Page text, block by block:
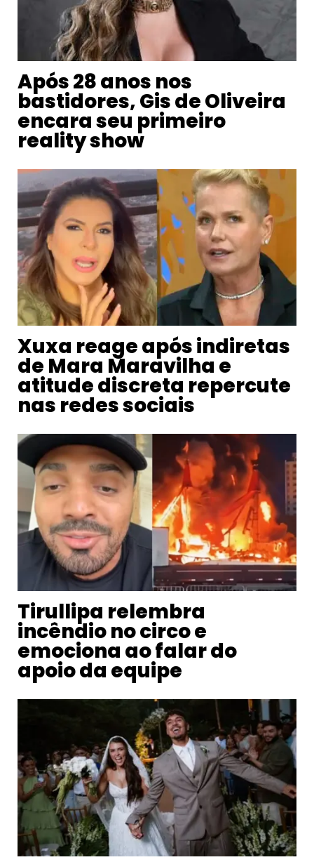
Após 28 anos nos
bastidores, Gis de Oliveira
encara seu primeiro
reality show
Xuxa reage após indiretas
de Mara Maravilha e
atitude discreta repercute
nas redes sociais
Tirullipa relembra
incêndio no circo e
emociona ao falar do
apoio da equipe